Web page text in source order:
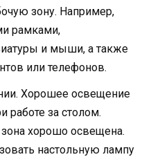
зону. Например,
рамками,
и мыши, а также
или телефонов.
Хорошее освещение
работе за столом.
зона хорошо освещена.
настольную лампу